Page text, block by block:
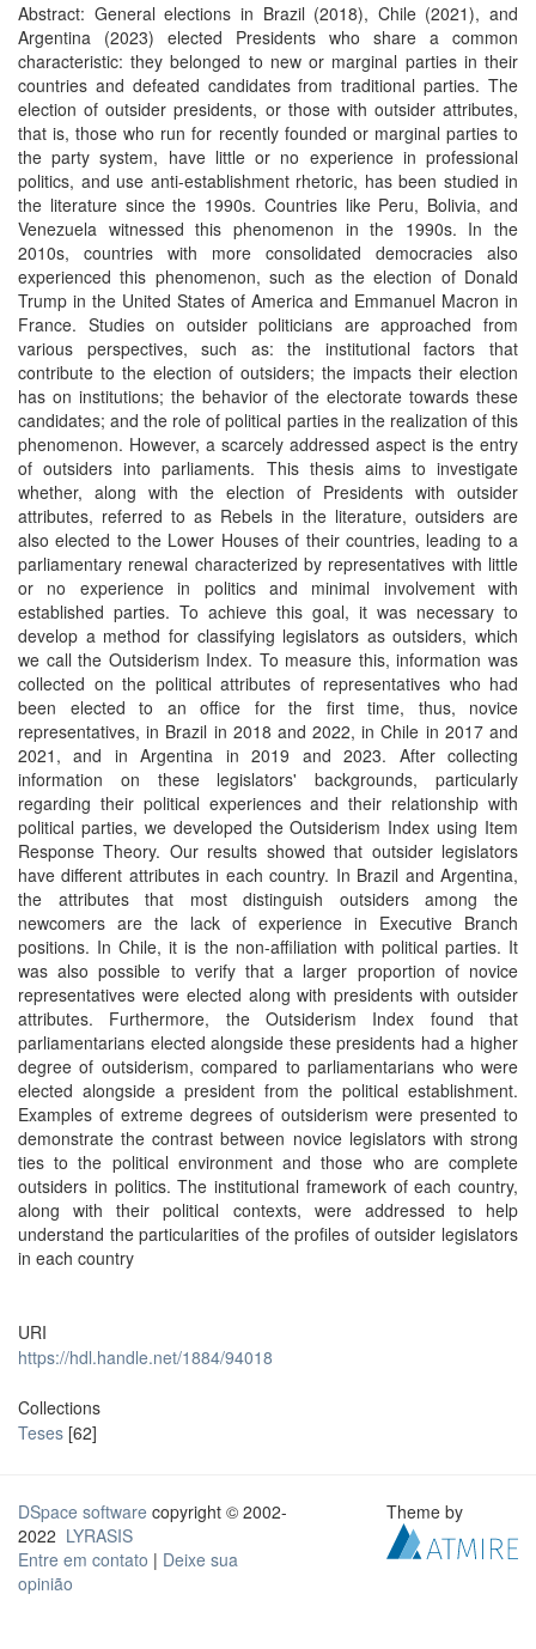
Abstract: General elections in Brazil (2018), Chile (2021), and
Argentina (2023) elected Presidents who share a common
characteristic: they belonged to new or marginal parties in their
countries and defeated candidates from traditional parties. The
election of outsider presidents, or those with outsider attributes,
that is, those who run for recently founded or marginal parties to
the party system, have little or no experience in professional
politics, and use anti-establishment rhetoric, has been studied in
the literature since the 1990s. Countries like Peru, Bolivia, and
Venezuela witnessed this phenomenon in the 1990s. In the
2010s, countries with more consolidated democracies also
experienced this phenomenon, such as the election of Donald
Trump in the United States of America and Emmanuel Macron in
France. Studies on outsider politicians are approached from
various perspectives, such as: the institutional factors that
contribute to the election of outsiders; the impacts their election
has on institutions; the behavior of the electorate towards these
candidates; and the role of political parties in the realization of this
phenomenon. However, a scarcely addressed aspect is the entry
of outsiders into parliaments. This thesis aims to investigate
whether, along with the election of Presidents with outsider
attributes, referred to as Rebels in the literature, outsiders are
also elected to the Lower Houses of their countries, leading to a
parliamentary renewal characterized by representatives with little
or no experience in politics and minimal involvement with
established parties. To achieve this goal, it was necessary to
develop a method for classifying legislators as outsiders, which
we call the Outsiderism Index. To measure this, information was
collected on the political attributes of representatives who had
been elected to an office for the first time, thus, novice
representatives, in Brazil in 2018 and 2022, in Chile in 2017 and
2021, and in Argentina in 2019 and 2023. After collecting
information on these legislators' backgrounds, particularly
regarding their political experiences and their relationship with
political parties, we developed the Outsiderism Index using Item
Response Theory. Our results showed that outsider legislators
have different attributes in each country. In Brazil and Argentina,
the attributes that most distinguish outsiders among the
newcomers are the lack of experience in Executive Branch
positions. In Chile, it is the non-affiliation with political parties. It
was also possible to verify that a larger proportion of novice
representatives were elected along with presidents with outsider
attributes. Furthermore, the Outsiderism Index found that
parliamentarians elected alongside these presidents had a higher
degree of outsiderism, compared to parliamentarians who were
elected alongside a president from the political establishment.
Examples of extreme degrees of outsiderism were presented to
demonstrate the contrast between novice legislators with strong
ties to the political environment and those who are complete
outsiders in politics. The institutional framework of each country,
along with their political contexts, were addressed to help
understand the particularities of the profiles of outsider legislators
in each country
URI
https://hdl.handle.net/1884/94018
Collections
Teses [62]
DSpace software copyright © 2002-
2022 LYRASIS
Entre em contato | Deixe sua
opinião
Theme by